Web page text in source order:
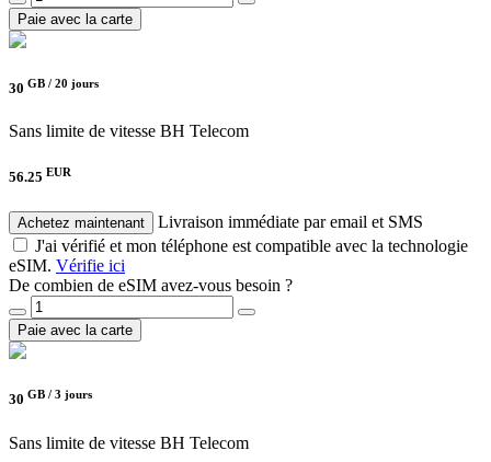
Paie avec la carte
30 GB / 20 jours
Sans limite de vitesse BH Telecom
56.25 EUR
Achetez maintenant
Livraison immédiate par email et SMS
J'ai vérifié et mon téléphone est compatible avec la technologie
eSIM. Vérifie ici
De combien de eSIM avez-vous besoin ?
Paie avec la carte
30 GB / 3 jours
Sans limite de vitesse BH Telecom